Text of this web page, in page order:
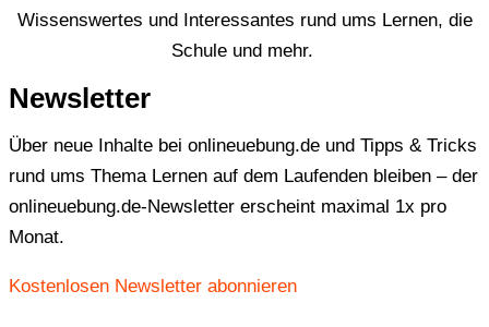
Wissenswertes und Interessantes rund ums Lernen, die
Schule und mehr.
Newsletter
Über neue Inhalte bei onlineuebung.de und Tipps & Tricks
rund ums Thema Lernen auf dem Laufenden bleiben – der
onlineuebung.de-Newsletter erscheint maximal 1x pro
Monat.
Kostenlosen Newsletter abonnieren